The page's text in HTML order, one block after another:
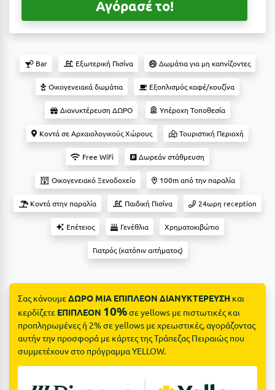
Αττική
Βραχάτι Κορινθίας
Γαλαξiδι
Γλυφάδα
Γρεβενά
Γύθειο
Ενοικιαζόμενα Δωμάτια
Studios
Boutique Hotels
Ξενώνες
Δες όλες τις προσφορές
Δες όλα τα πακέτα διακοπών
Αγόρασέ το!
Bar Εξωτερική Πισίνα Δωμάτια για μη καπνίζοντες
Οικογενειακά δωμάτια Εξοπλισμός καφέ/κουζίνα
Διανυκτέρευση ΔΩΡΟ Υπέροχη Τοποθεσία
Κοντά σε Αρχαιολογικούς Χώρους Τουριστική Περιοχή
Free WiFi Δωρεάν στάθμευση
Οικογενειακό Ξενοδοχείο 100m από την παραλία
Κοντά στην παραλία Παιδική Πισίνα 24ωρη reception
Επέτειος Γενέθλια Χρηματοκιβώτιο
Γιατρός (κατόπιν αιτήματος)
Σας κάνουμεΔΩΡΟ ΜΙΑ ΕΠΙΠΛΕΟΝ ΔΙΑΝΥΚΤΕΡΕΥΣΗ και
κερδίζετε ΕΠΙΠΛΕΟΝ 10%σε yellows με πιστωτικές και
προπληρωμένες ή 2% σε yellows με χρεωστικές, αγοράζοντας
αυτήν την προσφορά με κάρτες της Τράπεζας Πειραιώς που
συμμετέχουν στο πρόγραμμα YELLOW.